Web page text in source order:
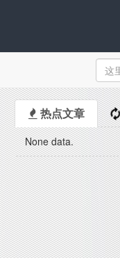
热点文章
None data.